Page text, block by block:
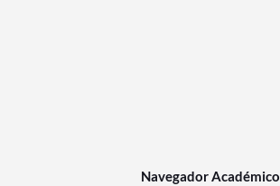
Navegador Académico